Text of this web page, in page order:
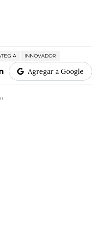
INNOVADOR
Agregar a Google